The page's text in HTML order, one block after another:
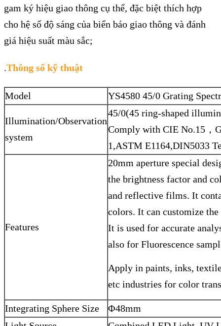
gam ký hiệu giao thông cụ thể, đặc biệt thích hợp
cho hệ số độ sáng của biển báo giao thông và đánh
giá hiệu suất màu sắc;
.Thông số kỹ thuật
Model YS4580 45/0 Grating
Illumination/Observation
system
45/0(45 ring-shaped
Comply with CIE No.15，
1,ASTM E1164,DIN5033
Features
20mm aperture special
the brightness factor and
and reflective films. It
colors. It can customize
It is used for accurate
also for Fluorescence
Apply in paints, inks,
etc industries for color
Integrating Sphere Size
Φ48mm